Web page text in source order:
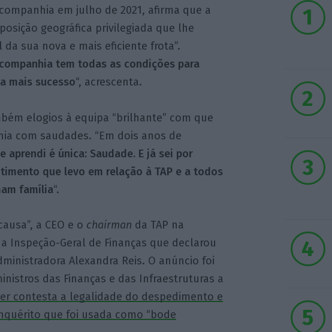
em julho de 2021, afirma que a
geográfica privilegiada que lhe
sua nova e mais eficiente frota”.
tem todas as condições para
mais sucesso“, acrescenta.
elogios à equipa “brilhante” com que
com saudades. “Em dois anos de
aprendi é única: Saudade. E já sei por
que levo em relação à TAP e a todos
família“.
a CEO e o chairman da TAP na
Inspeção-Geral de Finanças que declarou
Alexandra Reis. O anúncio foi
das Finanças e das Infraestruturas a
contesta a legalidade do despedimento e
que foi usada como “bode